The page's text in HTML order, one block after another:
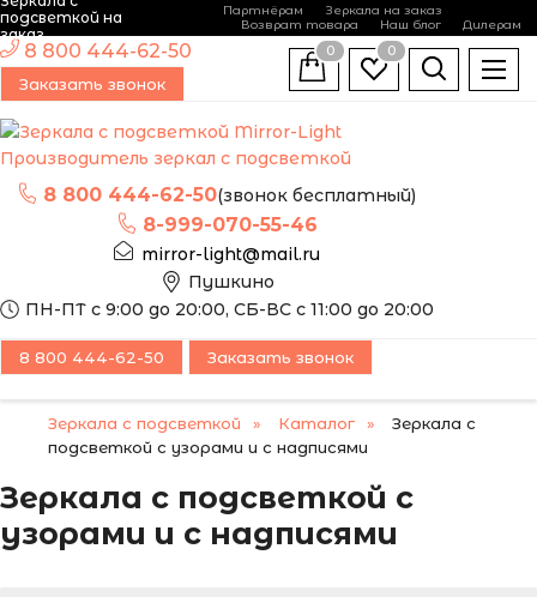
подсветкой на
заказ
Партнёрам
Зеркала на заказ
Возврат товара
Наш блог Дилерам
Производитель зеркал с подсветкой
8 800 444-62-50(звонок бесплатный)
8-999-070-55-46
mirror-light@mail.ru
Пушкино
ПН-ПТ с 9:00 до 20:00, СБ-ВС с 11:00 до 20:00
8 800 444-62-50
Заказать звонок
0
0
8 800 444-62-50 Заказать звонок
Зеркала с подсветкой Каталог
Зеркала с
подсветкой с узорами и с надписями
Зеркала с подсветкой с
узорами и с надписями